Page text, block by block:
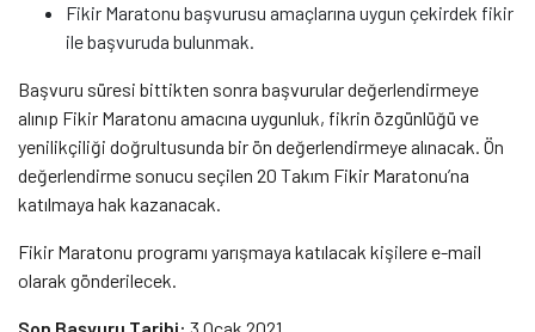
Fikir Maratonu başvurusu amaçlarına uygun çekirdek fikir
ile başvuruda bulunmak.
Başvuru süresi bittikten sonra başvurular değerlendirmeye
alınıp Fikir Maratonu amacına uygunluk, fikrin özgünlüğü ve
yenilikçiliği doğrultusunda bir ön değerlendirmeye alınacak. Ön
değerlendirme sonucu seçilen 20 Takım Fikir Maratonu’na
katılmaya hak kazanacak.
Fikir Maratonu programı yarışmaya katılacak kişilere e-mail
olarak gönderilecek.